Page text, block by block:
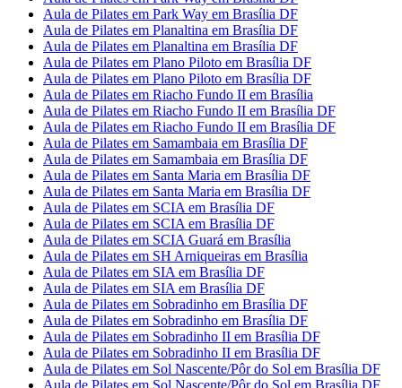
Aula de Pilates em Park Way em Brasília DF
Aula de Pilates em Planaltina em Brasília DF
Aula de Pilates em Planaltina em Brasília DF
Aula de Pilates em Plano Piloto em Brasília DF
Aula de Pilates em Plano Piloto em Brasília DF
Aula de Pilates em Riacho Fundo II em Brasília
Aula de Pilates em Riacho Fundo II em Brasília DF
Aula de Pilates em Riacho Fundo II em Brasília DF
Aula de Pilates em Samambaia em Brasília DF
Aula de Pilates em Samambaia em Brasília DF
Aula de Pilates em Santa Maria em Brasília DF
Aula de Pilates em Santa Maria em Brasília DF
Aula de Pilates em SCIA em Brasília DF
Aula de Pilates em SCIA em Brasília DF
Aula de Pilates em SCIA Guará em Brasília
Aula de Pilates em SH Arniqueiras em Brasília
Aula de Pilates em SIA em Brasília DF
Aula de Pilates em SIA em Brasília DF
Aula de Pilates em Sobradinho em Brasília DF
Aula de Pilates em Sobradinho em Brasília DF
Aula de Pilates em Sobradinho II em Brasília DF
Aula de Pilates em Sobradinho II em Brasília DF
Aula de Pilates em Sol Nascente/Pôr do Sol em Brasília DF
Aula de Pilates em Sol Nascente/Pôr do Sol em Brasília DF